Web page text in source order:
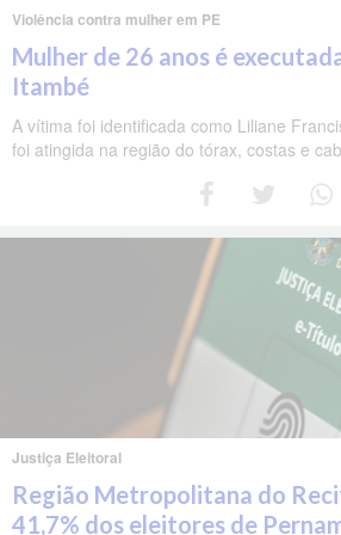
Violência contra mulher em PE
Mulher de 26 anos é
Itambé
A vítima foi identificada como Liliane
foi atingida na região do tórax, costas e
Justiça Eleitoral
Região Metropolitana do
41,7% dos eleitores de